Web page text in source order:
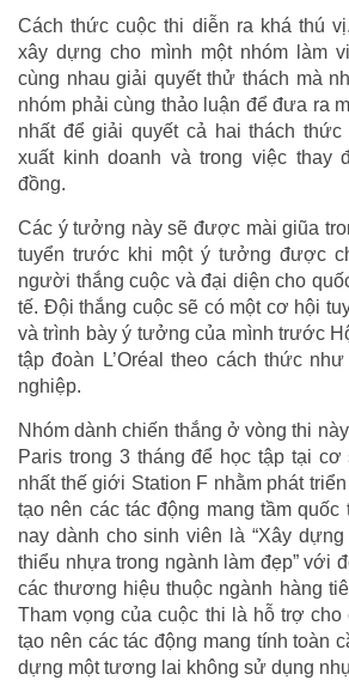
Cách thức cuộc thi diễn ra khá thú
xây dựng cho mình một nhóm làm
cùng nhau giải quyết thử thách mà
nhóm phải cùng thảo luận để đưa ra
nhất để giải quyết cả hai thách thức
xuất kinh doanh và trong việc thay
đồng.
Các ý tưởng này sẽ được mài giũa
tuyển trước khi một ý tưởng được
người thắng cuộc và đại diện cho
tế. Đội thắng cuộc sẽ có một cơ hội
và trình bày ý tưởng của mình trước
tập đoàn L’Oréal theo cách thức
nghiệp.
Nhóm dành chiến thắng ở vòng thi
Paris trong 3 tháng để học tập tại
nhất thế giới Station F nhằm phát
tạo nên các tác động mang tầm quốc
nay dành cho sinh viên là “Xây
thiểu nhựa trong ngành làm đẹp” với
các thương hiệu thuộc ngành hàng
Tham vọng của cuộc thi là hỗ trợ
tạo nên các tác động mang tính toàn
dựng một tương lai không sử dụng